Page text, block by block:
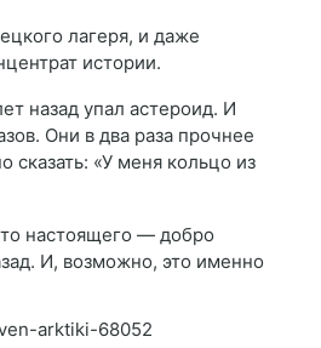
лагеря, и даже
истории.
назад упал астероид. И
Они в два раза прочнее
«У меня кольцо из
настоящего — добро
И, возможно, это именно
arktiki-68052